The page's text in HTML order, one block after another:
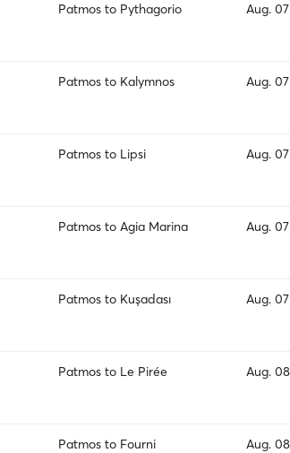
Patmos to Pythagorio Aug. 07
Patmos to Kalymnos Aug.
Patmos to Lipsi Aug.
Patmos to Agia Marina Aug.
Patmos to Kuşadası Aug.
Patmos to Le Pirée Aug.
Patmos to Fourni Aug.